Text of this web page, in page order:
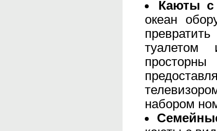
Каюты с
океан
набором